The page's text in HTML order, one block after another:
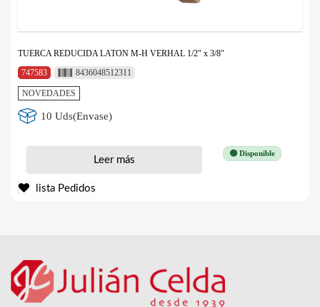
TUERCA REDUCIDA LATON M-H VERHAL 1/2″ x 3/8″
747583
8436048512311
NOVEDADES
10 Uds(Envase)
🟢 Disponible
Leer más
lista Pedidos